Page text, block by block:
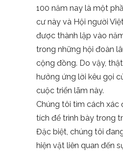
100 năm nay là một
cư này và Hội người
được thành lập vào
trong những hội đoàn
cộng đồng. Do vậy,
hưởng ứng lời kêu gọi
cuộc triển lãm này.
Chúng tôi tìm cách xác
tích để trình bày trong
Đặc biệt, chúng tôi
hiện vật liên quan đến